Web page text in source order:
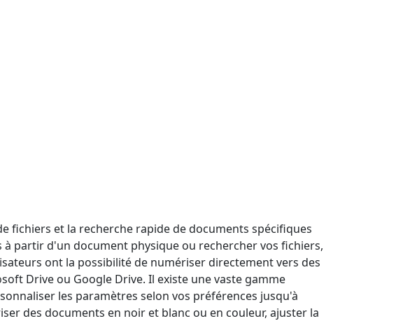
fichiers et la recherche rapide de documents spécifiques
partir d'un document physique ou rechercher vos fichiers,
ont la possibilité de numériser directement vers des
Drive ou Google Drive. Il existe une vaste gamme
les paramètres selon vos préférences jusqu'à
des documents en noir et blanc ou en couleur, ajuster la